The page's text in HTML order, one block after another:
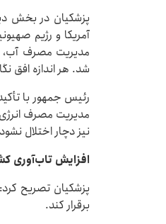
پزشکیان در بخش
آمریکا و رژیم
مدیریت مصرف آب،
شد. هر اندازه افق
رئیس جمهور با
مدیریت مصرف
نیز دچار اختلال
افزایش تاب‌آوری
پزشکیان تصریح
برقرار کند.